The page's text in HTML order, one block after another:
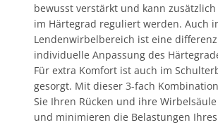
bewusst verstärkt und kann
im Härtegrad reguliert werden. Auch
Lendenwirbelbereich ist eine
individuelle Anpassung des
Für extra Komfort ist auch im
gesorgt. Mit dieser 3-fach
Sie Ihren Rücken und ihre
und minimieren die Belastungen Ihres